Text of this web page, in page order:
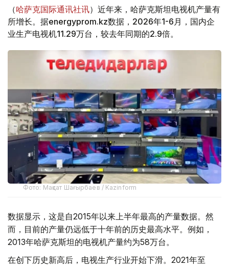
（哈萨克国际通讯社讯）近年来，哈萨克斯坦电视机产量有
所增长。据energyprom.kz数据，2026年1-6月，国内企
业生产电视机11.29万台，较去年同期的2.9倍。
Фото: Мақсат Шағырбаев / Kazinform
数据显示，这是自2015年以来上半年最高的产量数据。然
而，目前的产量仍远低于十年前的历史最高水平。例如，
2013年哈萨克斯坦的电视机产量约为58万台。
在创下历史新高后，电视生产行业开始下滑。2021年至